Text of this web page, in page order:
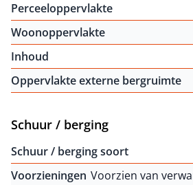
Perceeloppervlakte
Woonoppervlakte
Inhoud
Oppervlakte externe bergruimte
Schuur / berging
Schuur / berging soort
Voorzieningen Voorzien van